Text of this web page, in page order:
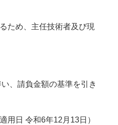
ため、主任技術者及び現
、請負金額の基準を引き
日 令和6年12月13日）